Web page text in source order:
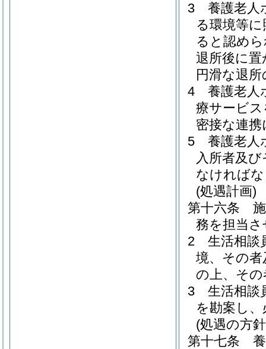
3
養護老人
る環境等
ると認め
退所後に
円滑な退
4
養護老人
療サービ
密接な連
5
養護老人
入所者及
なければ
(処遇計画)
第十六条
務を担当
2
生活相談
境、その
の上、そ
3
生活相談
を勘案し
(処遇の方
第十七条